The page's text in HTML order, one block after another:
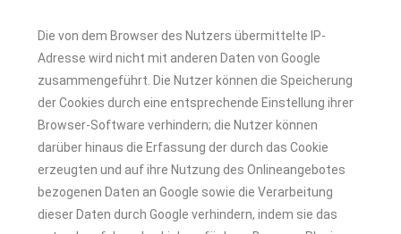
Die von dem Browser des Nutzers übermittelte IP-
Adresse wird nicht mit anderen Daten von Google
zusammengeführt. Die Nutzer können die Speicherung
der Cookies durch eine entsprechende Einstellung ihrer
Browser-Software verhindern; die Nutzer können
darüber hinaus die Erfassung der durch das Cookie
erzeugten und auf ihre Nutzung des Onlineangebotes
bezogenen Daten an Google sowie die Verarbeitung
dieser Daten durch Google verhindern, indem sie das